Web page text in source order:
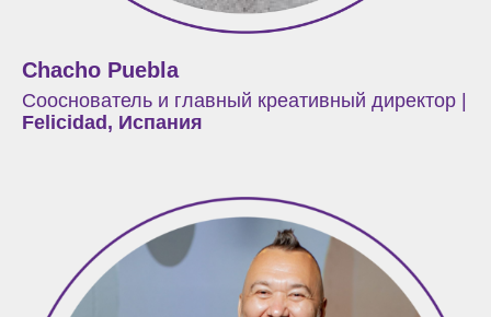
Chacho Puebla
Сооснователь и главный креативный директор |
Felicidad, Испания